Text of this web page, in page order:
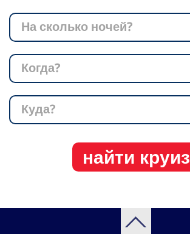
На сколько ночей?
Когда?
Куда?
найти круиз